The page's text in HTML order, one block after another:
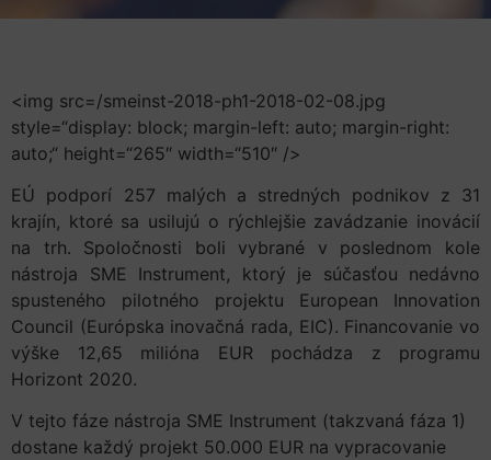
<img src=/smeinst-2018-ph1-2018-02-08.jpg
style=“display: block; margin-left: auto; margin-right:
auto;“ height=“265″ width=“510″ />
EÚ podporí 257 malých a stredných podnikov z 31
krajín, ktoré sa usilujú o rýchlejšie zavádzanie inovácií
na trh. Spoločnosti boli vybrané v poslednom kole
nástroja SME Instrument, ktorý je súčasťou nedávno
spusteného pilotného projektu European Innovation
Council (Európska inovačná rada, EIC). Financovanie vo
výške 12,65 milióna EUR pochádza z programu
Horizont 2020.
V tejto fáze nástroja SME Instrument (takzvaná fáza 1)
dostane každý projekt 50.000 EUR na vypracovanie